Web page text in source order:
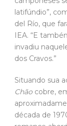
Situando sua
Chãocobre,
década de
romance
e posses – ou
os valores e
professor da
USP Jean